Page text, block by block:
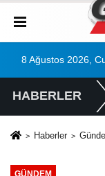
8 Ağustos 2026,
HABERLER
Haberler
GÜNDEM